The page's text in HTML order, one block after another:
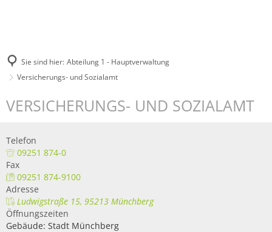
Sie sind hier: Abteilung 1 - Hauptverwaltung
Versicherungs- und Sozialamt
VERSICHERUNGS- UND SOZIALAMT
Telefon
09251 874-0
Fax
09251 874-9100
Adresse
Ludwigstraße 15, 95213 Münchberg
Öffnungszeiten
Gebäude: Stadt Münchberg